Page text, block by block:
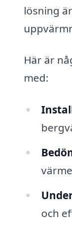
lösning
Här är
med:
och